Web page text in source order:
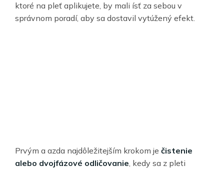
ktoré na pleť aplikujete, by mali ísť za sebou v
správnom poradí, aby sa dostavil vytúžený efekt.
Prvým a azda najdôležitejším krokom je čistenie
alebo dvojfázové odličovanie, kedy sa z pleti